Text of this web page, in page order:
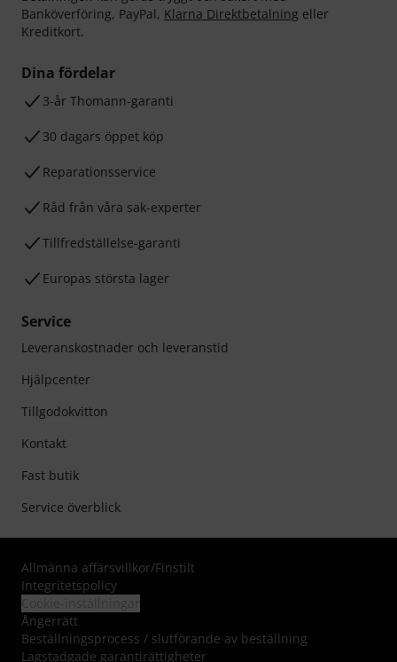
Banköverföring, PayPal, Klarna Direktbetalning eller
Kreditkort.
Dina fördelar
3-år Thomann-garanti
30 dagars öppet köp
Reparationsservice
Råd från våra sak-experter
Tillfredställelse-garanti
Europas största lager
Service
Leveranskostnader och leveranstid
Hjälpcenter
Tillgodokvitton
Kontakt
Fast butik
Service överblick
Allmänna affärsvillkor/Finstilt
Integritetspolicy
Ångerrätt
Beställningsprocess / slutförande av beställning
Lagstadgade garantirättigheter